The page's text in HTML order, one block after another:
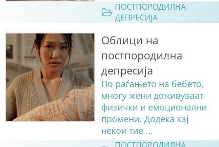
ПОСТПОРОДИЛНА
ДЕПРЕСИЈА
Облици на
постпородилна
депресија
По раѓањето на бебето,
многу жени доживуваат
физички и емоционални
промени. Додека кај
некои тие ...